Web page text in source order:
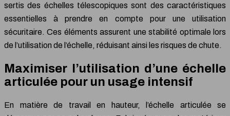
sertis des échelles télescopiques sont des caractéristiques
essentielles à prendre en compte pour une utilisation
sécuritaire. Ces éléments assurent une stabilité optimale lors
de l’utilisation de l’échelle, réduisant ainsi les risques de chute.
Maximiser l’utilisation d’une échelle
articulée pour un usage intensif
En matière de travail en hauteur, l’échelle articulée se